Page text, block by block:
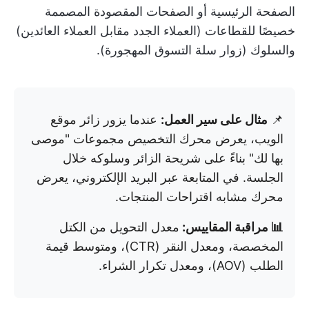
الصفحة الرئيسية أو الصفحات المقصودة المصممة
خصيصًا للقطاعات (العملاء الجدد مقابل العملاء العائدين)
والسلوك (زوار سلة التسوق المهجورة).
📌 مثال على سير العمل: عندما يزور زائر موقع
الويب، يعرض محرك التخصيص مجموعات "موصى
بها لك" بناءً على شريحة الزائر وسلوكه خلال
الجلسة. في المتابعة عبر البريد الإلكتروني، يعرض
محرك مشابه اقتراحات المنتجات.
📊 مراقبة المقاييس: معدل التحويل من الكتل
المخصصة، ومعدل النقر (CTR)، ومتوسط قيمة
الطلب (AOV)، ومعدل تكرار الشراء.